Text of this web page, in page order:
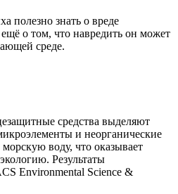
полезно знать о вреде
о том, что навредить он может
среде.
средства выделяют
и неорганические
воду, что оказывает
Результаты
Environmental Science &